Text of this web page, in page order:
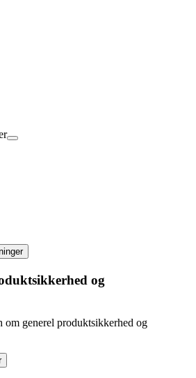
og
generel produktsikkerhed og